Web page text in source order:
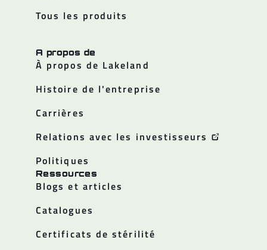
Tous les produits
A propos de
À propos de Lakeland
Histoire de l'entreprise
Carrières
Relations avec les investisseurs
Politiques
Ressources
Blogs et articles
Catalogues
Certificats de stérilité